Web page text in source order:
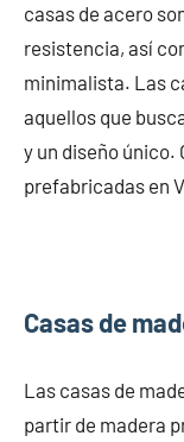
casas de acero
resistencia, así
minimalista. Las
aquellos que
y un diseño único.
prefabricadas en
Casas de
Las casas de
partir de madera